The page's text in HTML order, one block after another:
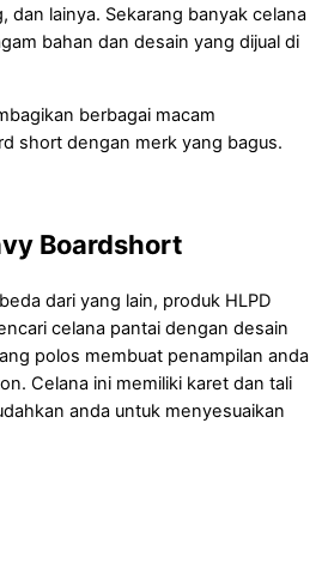
dan lainya. Sekarang banyak celana
bahan dan desain yang dijual di
berbagai macam
short dengan merk yang bagus.
Boardshort
dari yang lain, produk HLPD
celana pantai dengan desain
polos membuat penampilan anda
Celana ini memiliki karet dan tali
anda untuk menyesuaikan